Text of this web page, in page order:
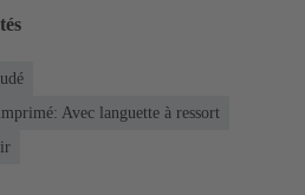
Avec languette à ressort